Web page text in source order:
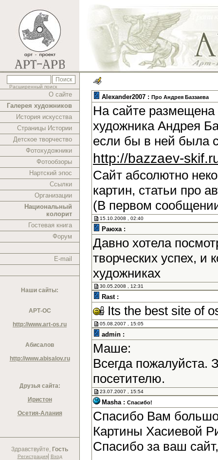
Расширенный поиск
О сайте
Галерея художников
История искусства
Страницы Истории
Детское творчество
Фотохудожники
Фотообзоры
Нартский эпос
Ссылки
Организации
Национальный
колорит
Гостевая книга
Форум
E-mail
Наши сайты:
АРТ-ОС
http://www.art-os.ru
Абисалов
http://www.abisalov.ru
Друзья сайта:
Иристон
Осетия-Алания
Здравствуйте, Гость
Регистрация| Вход
Alexander2007 : Про Андрея Баззаева
На сайте размещена
художника Андрея
если бы в ней была
http://bazzaev-
Сайт абсолютно
картин, статьи про
(В первом
15.10.2008 , 02:40
Раюха :
Давно хотела
творческих успех,
художниках
30.05.2008 , 12:31
Rast :
Its the best site of
05.08.2007 , 15:05
admin :
Маше:
Всегда
посетителю.
23.07.2007 , 15:54
Masha : Спасибо!
Спасибо Вам
Картины Хасиевой
Спасибо за ваш